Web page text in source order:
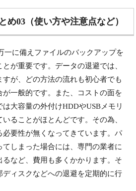
め03（使い方や注意点など）
一に備えファイルのバックアップを
が重要です。データの退避では、
が、どの方法の流れも初心者でも
一般的です。また、コストの面を
大容量の外付けHDDやUSBメモリ
ることがほとんどです。その為、
必要性が無くなってきています。パ
てしまった場合には、専門の業者に
など、費用も多くかかります。そ
ィスクなどへの退避を定期的に行